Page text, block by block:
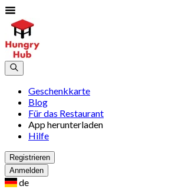
Geschenkkarte
Blog
Für das Restaurant
App herunterladen
Hilfe
Registrieren
Anmelden
de